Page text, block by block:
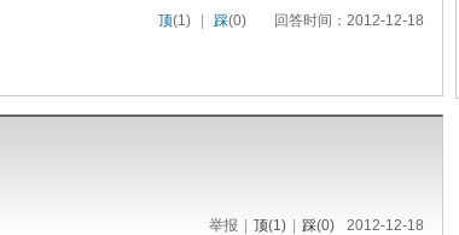
顶(1) | 踩(0) 回答时间：2012-12-18
举报 | 顶(1) | 踩(0) 2012-12-18